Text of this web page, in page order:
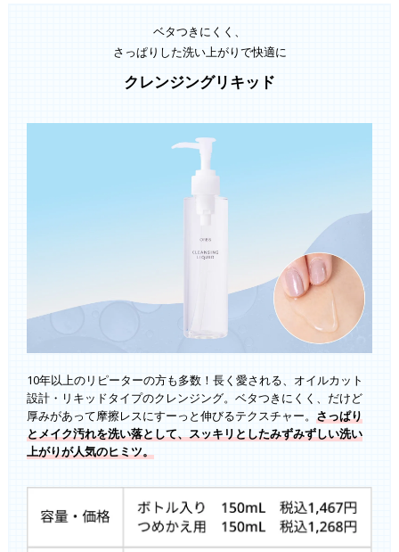
ベタつきにくく、
さっぱりした洗い上がりで快適に
クレンジングリキッド
10年以上のリピーターの方も多数！長く愛される、オイルカット
設計・リキッドタイプのクレンジング。ベタつきにくく、だけど
厚みがあって摩擦レスにすーっと伸びるテクスチャー。 さっぱり
とメイク汚れを洗い落として、スッキリとしたみずみずしい洗い
上がりが人気のヒミツ。